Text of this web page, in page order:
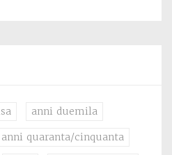
anni duemila
anni quaranta/cinquanta